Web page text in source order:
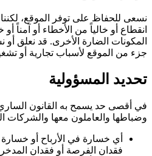
نسعى للحفاظ على توفر الموقع،
انقطاع أو خالياً من الأخطاء أو آمناً
المكونات الضارة الأخرى. قد نعلق
جزء من الموقع لأسباب تجارية أو
تحديد المسؤولية
وضباطها والعاملون معها والشركات
أي خسارة في الأرباح أو خسارة
فقدان الفرصة أو فقدان